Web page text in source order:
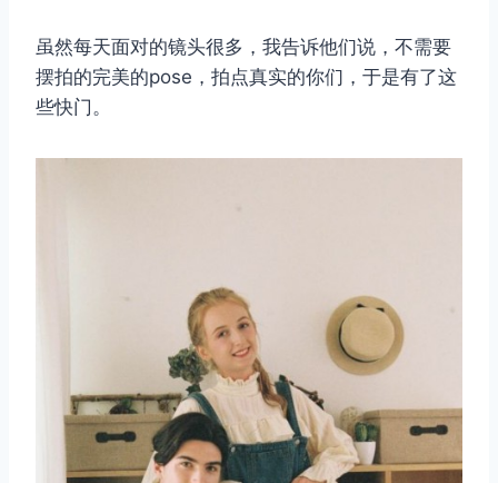
虽然每天面对的镜头很多，我告诉他们说，不需要
摆拍的完美的pose，拍点真实的你们，于是有了这
些快门。